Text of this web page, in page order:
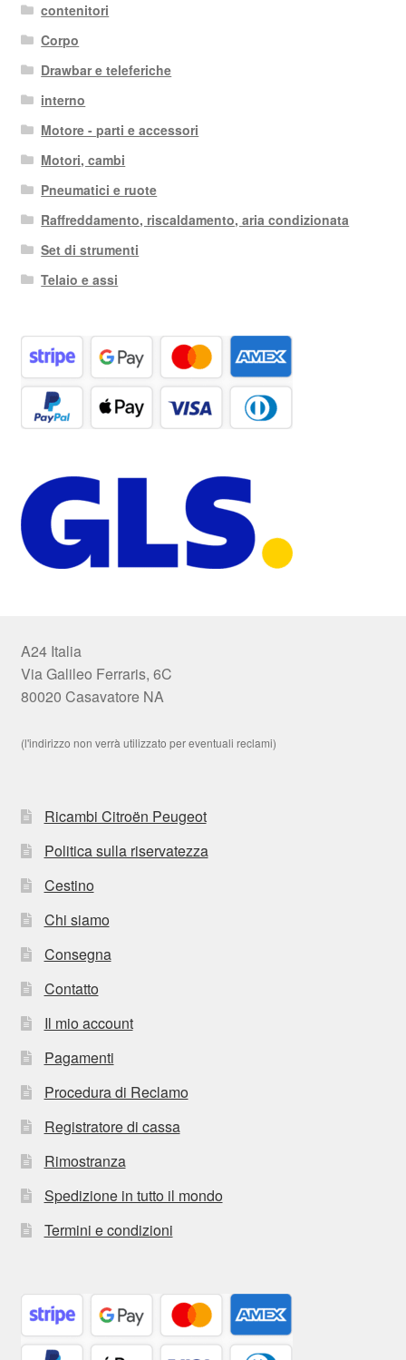
contenitori
Corpo
Drawbar e teleferiche
interno
Motore - parti e accessori
Motori, cambi
Pneumatici e ruote
Raffreddamento, riscaldamento, aria condizionata
Set di strumenti
Telaio e assi
A24 Italia
Via Galileo Ferraris, 6C
80020 Casavatore NA
(l'indirizzo non verrà utilizzato per eventuali reclami)
Ricambi Citroën Peugeot
Politica sulla riservatezza
Cestino
Chi siamo
Consegna
Contatto
Il mio account
Pagamenti
Procedura di Reclamo
Registratore di cassa
Rimostranza
Spedizione in tutto il mondo
Termini e condizioni